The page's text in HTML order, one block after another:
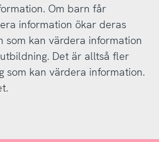
Om barn får
information ökar deras
som kan värdera information
Det är alltså fler
som kan värdera information.